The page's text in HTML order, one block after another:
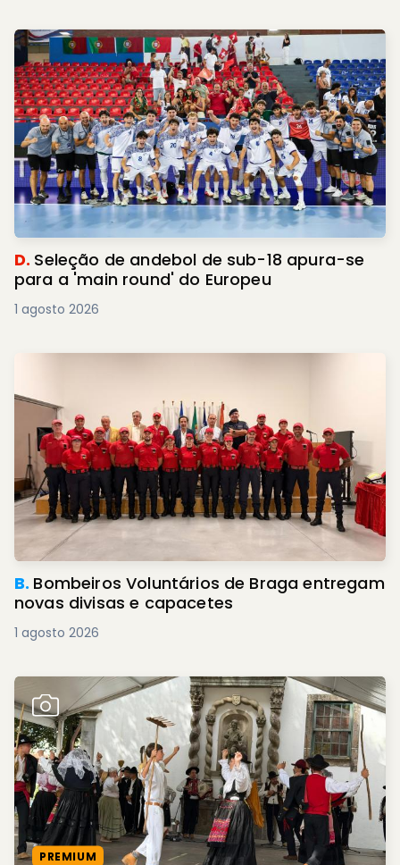
D. Seleção de andebol de sub-18 apura-se
para a 'main round' do Europeu
1 agosto 2026
B. Bombeiros Voluntários de Braga entregam
novas divisas e capacetes
1 agosto 2026
PREMIUM